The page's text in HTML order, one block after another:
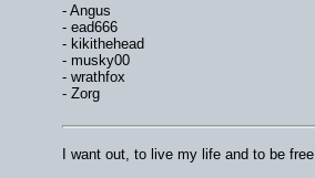
- Angus
- ead666
- kikithehead
- musky00
- wrathfox
- Zorg
I want out, to live my life and to be free